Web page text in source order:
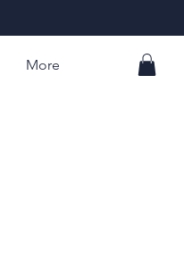
More